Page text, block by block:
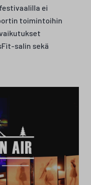
ei
toimintoihin
salin sekä